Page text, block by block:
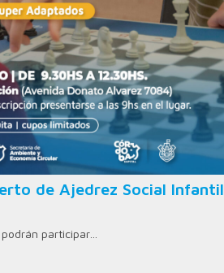
de Ajedrez Social Infantil
participar…